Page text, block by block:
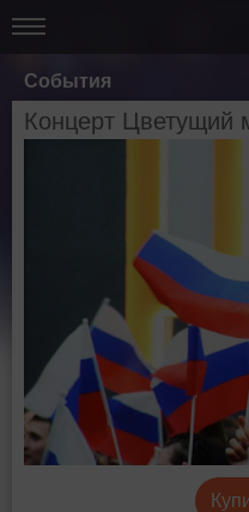
События
Концерт Цветущий